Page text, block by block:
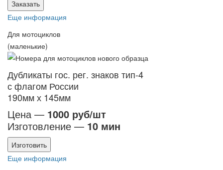
Заказать
Еще информация
Для мотоциклов
(маленькие)
Дубликаты гос. рег. знаков тип-4
с флагом России
190мм х 145мм
Цена — 1000 руб/шт
Изготовление — 10 мин
Изготовить
Еще информация